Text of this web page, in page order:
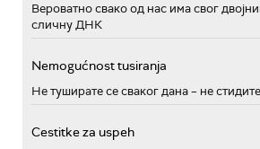
Вероватно свако од нас има свог
сличну ДНК
Nemogućnost tusiranja
Не туширате се сваког дана – не
Cestitke za uspeh